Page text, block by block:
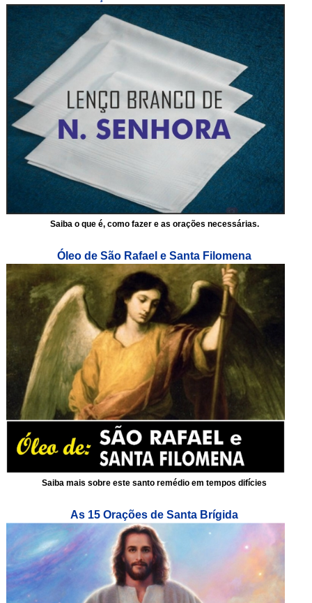
Saiba o que é, como fazer e as orações necessárias.
Óleo de São Rafael e Santa Filomena
Saiba mais sobre este santo remédio em tempos difícies
As 15 Orações de Santa Brígida